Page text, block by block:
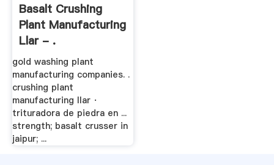
Basalt Crushing
Plant Manufacturing
Llar - .
gold washing plant
manufacturing companies. .
crushing plant
manufacturing llar ·
trituradora de piedra en ...
strength; basalt crusser in
jaipur; ...